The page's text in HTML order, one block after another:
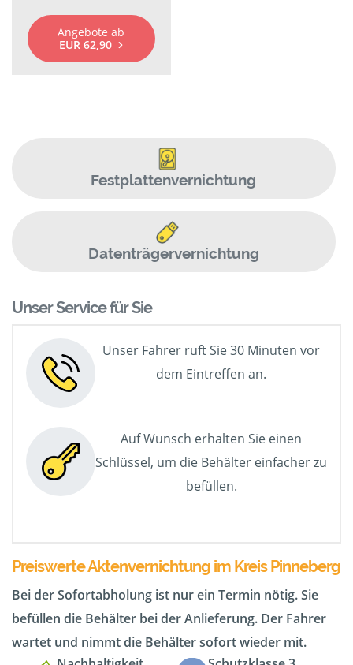
Angebote ab
EUR 62,90
Festplattenvernichtung
Datenträgervernichtung
Unser Service für Sie
Unser Fahrer ruft Sie 30 Minuten vor
dem Eintreffen an.
Auf Wunsch erhalten Sie einen
Schlüssel, um die Behälter einfacher zu
befüllen.
Preiswerte Aktenvernichtung im Kreis Pinneberg
Bei der Sofortabholung ist nur ein Termin nötig. Sie
befüllen die Behälter bei der Anlieferung. Der Fahrer
wartet und nimmt die Behälter sofort wieder mit.